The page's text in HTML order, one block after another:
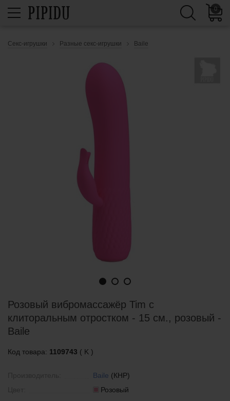
0
Секс-игрушки Разные секс-игрушки Baile
Розовый вибромассажёр Tim с
клиторальным отростком - 15 см., розовый -
Baile
Код товара: 1109743 ( K )
Baile (КНР)
Розовый